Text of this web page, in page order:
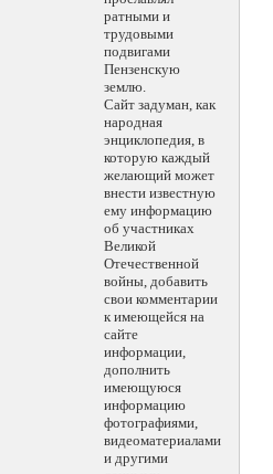
ратными и
трудовыми
подвигами
Пензенскую
землю.
Сайт задуман, как
народная
энциклопедия, в
которую каждый
желающий может
внести известную
ему информацию
об участниках
Великой
Отечественной
войны, добавить
свои комментарии
к имеющейся на
сайте
информации,
дополнить
имеющуюся
информацию
фотографиями,
видеоматериалами
и другими